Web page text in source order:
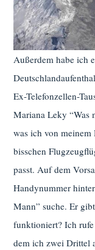
Außerdem habe ich
Ex-Telefonzellen-
Mariana Leky “Was
was ich von meinem
bisschen
passt. Auf dem
Handynummer
Mann” suche. Er
funktioniert? Ich
dem ich zwei Drittel